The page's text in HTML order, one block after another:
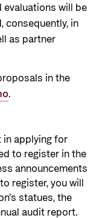
sektor
will be
consequently, in
as partner
in the
.
applying for
to register in the
announcements
register, you will
statues, the
audit report.